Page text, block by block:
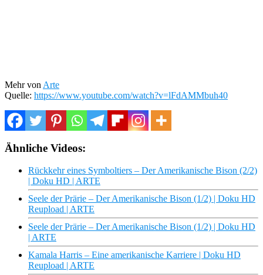
Mehr von Arte
Quelle: https://www.youtube.com/watch?v=lFdAMMbuh40
Ähnliche Videos:
Rückkehr eines Symboltiers – Der Amerikanische Bison (2/2)
| Doku HD | ARTE
Seele der Prärie – Der Amerikanische Bison (1/2) | Doku HD
Reupload | ARTE
Seele der Prärie – Der Amerikanische Bison (1/2) | Doku HD
| ARTE
Kamala Harris – Eine amerikanische Karriere | Doku HD
Reupload | ARTE